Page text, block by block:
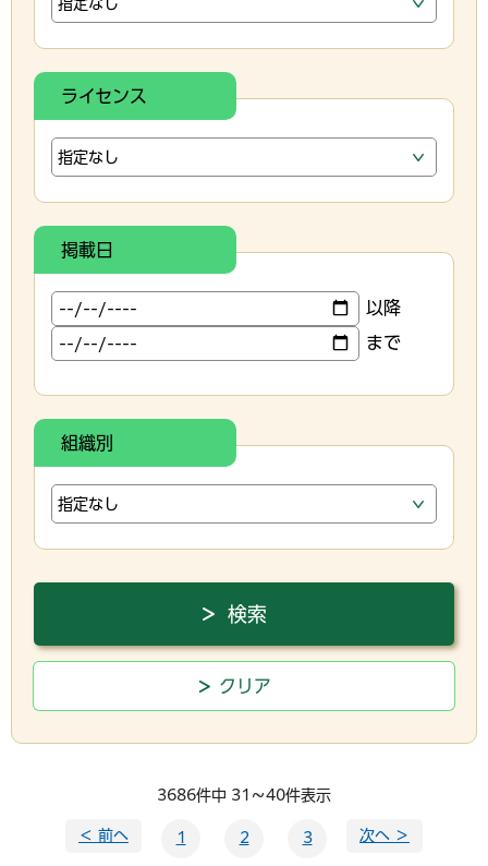
ライセンス
掲載日
以降
まで
組織別
3686件中 31～40件表示
＜ 前へ 1 2 3 次へ ＞